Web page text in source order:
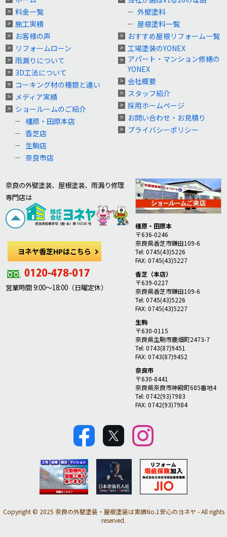
料金一覧
施工実績
お客様の声
リフォームローン
雨漏りについて
3D工法について
コーキング材の種類と違い
メディア実績
ショールームのご紹介
橿原・田原本店
香芝店
生駒店
奈良市店
外壁塗料
屋根塗料一覧
おすすめ屋根リフォーム一覧
工場塗装のYONEX
アパート・マンション修繕の
YONEX
会社概要
スタッフ紹介
採用ホームページ
お問い合わせ・お見積り
プライバシーポリシー
奈良の外壁塗装、屋根塗装、雨漏り修理
専門店は
ヨネヤ香芝HPはこちら
営業時間 9:00～18:00（日曜定休）
橿原・田原本
〒636-0246
奈良県香芝市鎌田109-6
Tel: 0745(43)5226
FAX: 0745(43)5227
香芝（本店）
〒639-0227
奈良県香芝市鎌田109-6
Tel: 0745(43)5226
FAX: 0745(43)5227
生駒
〒630-0115
奈良県生駒市鹿畑町2473-7
Tel: 0743(87)9451
FAX: 0743(87)9452
奈良市
〒630-8441
奈良県奈良市神殿町685番地4
Tel: 0742(93)7983
FAX: 0742(93)7984
Copyright © 2025 奈良の外壁塗装・屋根塗装は実績No.1安心のヨネヤ - All rights
reserved.